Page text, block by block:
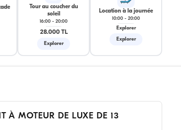
Tour au coucher du
soleil
16:00 - 20:00
28.000 TL
Explorer
Location à la journée
10:00 - 20:00
Explorer
Explorer
À MOTEUR DE LUXE DE 13